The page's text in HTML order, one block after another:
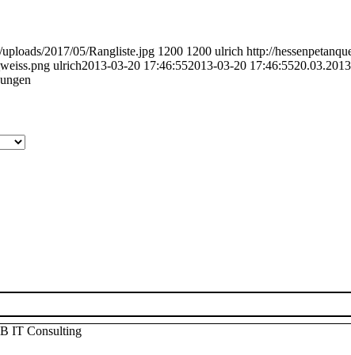
2017/05/Rangliste.jpg 1200 1200 ulrich http://
ulrich2013-03-20 17:46:552013-03-20 17:46:55
IT Consulting